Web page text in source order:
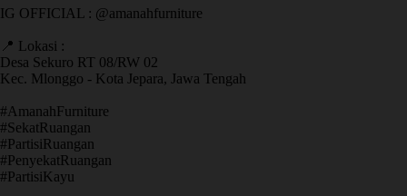
IG OFFICIAL : @amanahfurniture
📍 Lokasi :
Desa Sekuro RT 08/RW 02
Kec. Mlonggo - Kota Jepara, Jawa Tengah
​#AmanahFurniture
​#SekatRuangan
​#PartisiRuangan
​#PenyekatRuangan
​#PartisiKayu